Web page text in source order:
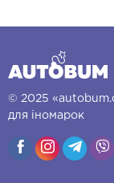
© 2025
для іномарок